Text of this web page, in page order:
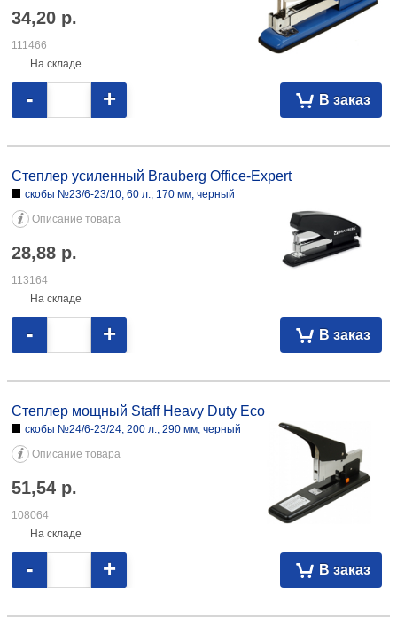
34,20 р.
111466
На складе
В заказ
- +
170 мм, черный 28,88 113164
Степлер усиленный Brauberg Office-Expert
скобы №23/6-23/10, 60 л., 170 мм, черный
Описание товара
28,88 р.
113164
На складе
В заказ
- +
мм, черный 51,54 108064
Степлер мощный Staff Heavy Duty Eco
скобы №24/6-23/24, 200 л., 290 мм, черный
Описание товара
51,54 р.
108064
На складе
В заказ
- +